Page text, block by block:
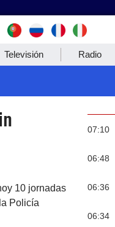
Televisión Radio
10 jornadas
Policía
07:10
06:48
06:36
06:34